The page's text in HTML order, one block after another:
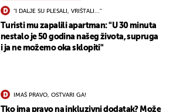
"I DALJE SU PLESALI, VRIŠTALI..."
Turisti mu zapalili apartman: "U 30 minuta
nestalo je 50 godina našeg života, supruga
i ja ne možemo oka sklopiti"
IMAŠ PRAVO, OSTVARI GA!
Tko ima pravo na inkluzivni dodatak? Može